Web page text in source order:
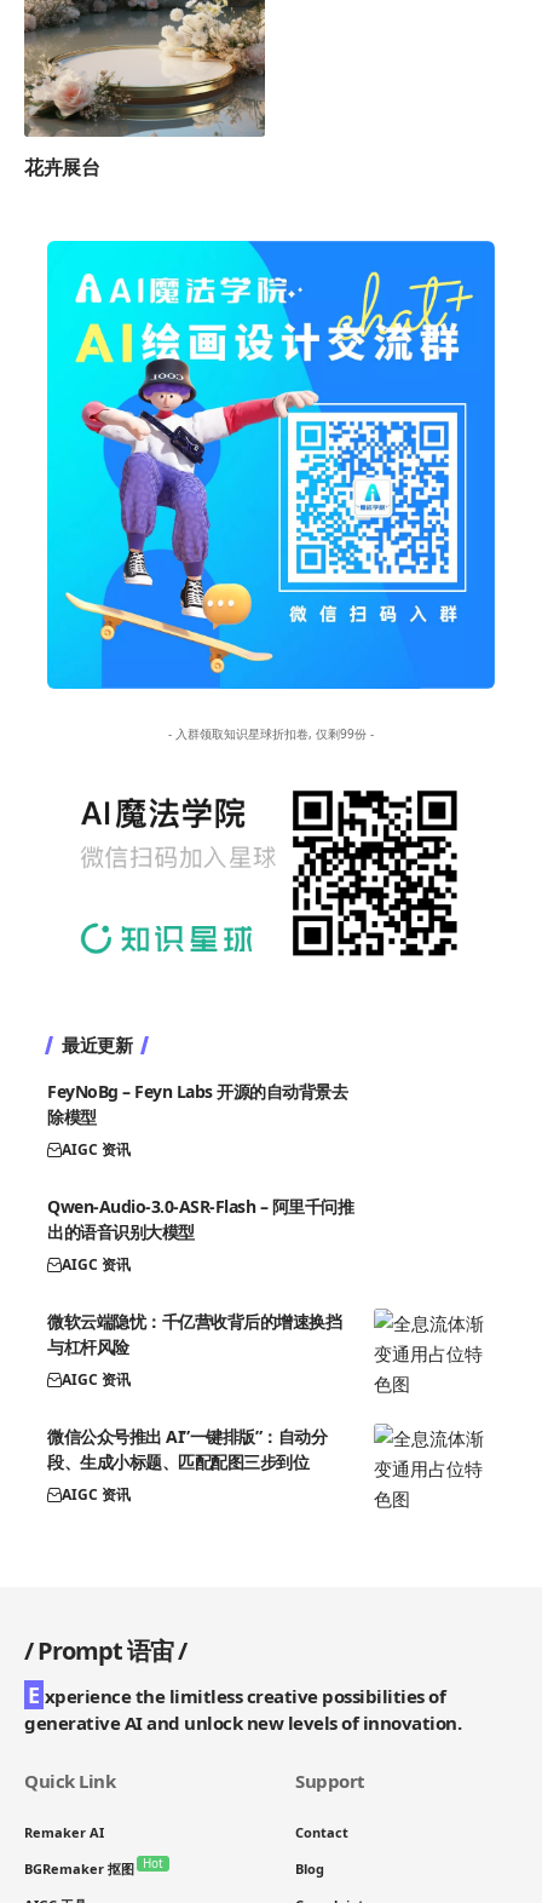
花卉展台
- 入群领取知识星球折扣卷, 仅剩99份 -
最近更新
FeyNoBg – Feyn Labs 开源的自动背景去
除模型
AIGC 资讯
Qwen-Audio-3.0-ASR-Flash – 阿里千问推
出的语音识别大模型
AIGC 资讯
微软云端隐忧：千亿营收背后的增速换挡
与杠杆风险
AIGC 资讯
微信公众号推出 AI”一键排版”：自动分
段、生成小标题、匹配配图三步到位
AIGC 资讯
/Prompt 语宙/
E xperience the limitless creative possibilities of
generative AI and unlock new levels of innovation.
Quick Link
Remaker AI
BGRemaker 抠图 Hot
Support
Contact
Blog